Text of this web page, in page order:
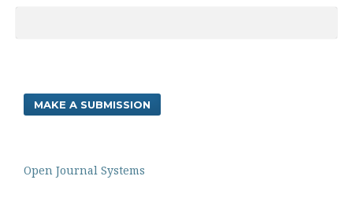
MAKE A SUBMISSION
Open Journal Systems